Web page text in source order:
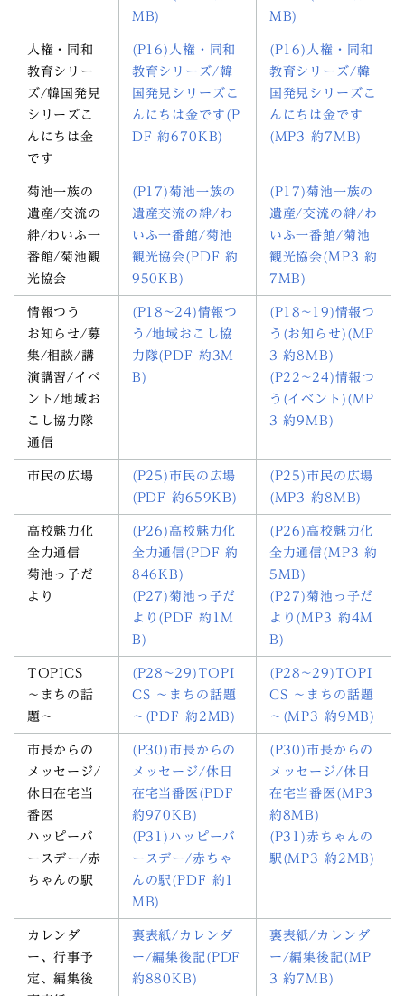
MB)
MB)
人権・同和
教育シリー
ズ/韓国発見
シリーズこ
んにちは金
です
(P16)人権・同和
教育シリーズ/韓
国発見シリーズこ
んにちは金です(P
DF 約670KB)
(P16)人権・同和
教育シリーズ/韓
国発見シリーズこ
んにちは金です
(MP3 約7MB)
菊池一族の
遺産/交流の
絆/わいふ一
番館/菊池観
光協会
(P17)菊池一族の
遺産交流の絆/わ
いふ一番館/菊池
観光協会(PDF 約
950KB)
(P17)菊池一族の
遺産/交流の絆/わ
いふ一番館/菊池
観光協会(MP3 約
7MB)
情報つう
お知らせ/募
集/相談/講
演講習/イベ
ント/地域お
こし協力隊
通信
(P18~24)情報つ
う/地域おこし協
力隊(PDF 約3M
B)
(P18~19)情報つ
う(お知らせ)(MP
3 約8MB)
(P22~24)情報つ
う(イベント)(MP
3 約9MB)
市民の広場
(P25)市民の広場
(PDF 約659KB)
(P25)市民の広場
(MP3 約8MB)
高校魅力化
全力通信
菊池っ子だ
より
(P26)高校魅力化
全力通信(PDF 約
846KB)
(P27)菊池っ子だ
より(PDF 約1M
B)
(P26)高校魅力化
全力通信(MP3 約
5MB)
(P27)菊池っ子だ
より(MP3 約4M
B)
TOPICS
～まちの話
題～
(P28~29)TOPI
CS ～まちの話題
～(PDF 約2MB)
(P28~29)TOPI
CS ～まちの話題
～(MP3 約9MB)
市長からの
メッセージ/
休日在宅当
番医
ハッピーバ
ースデー/赤
ちゃんの駅
(P30)市長からの
メッセージ/休日
在宅当番医(PDF
約970KB)
(P31)ハッピーバ
ースデー/赤ちゃ
んの駅(PDF 約1
MB)
(P30)市長からの
メッセージ/休日
在宅当番医(MP3
約8MB)
(P31)赤ちゃんの
駅(MP3 約2MB)
カレンダ
ー、行事予
定、編集後
裏表紙/カレンダ
ー/編集後記(PDF
約880KB)
裏表紙/カレンダ
ー/編集後記(MP
3 約7MB)